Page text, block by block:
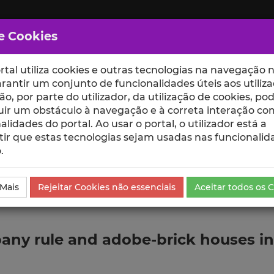
ESCOLAS UNIDADES
rule and adobe-brick houses
Cookies
utiliza cookies e outras tecnologias na navegação
um conjunto de funcionalidades úteis aos
por parte do utilizador, da utilização de cookies,
um obstáculo à navegação e à correta interação
do portal. Ao usar o portal, o utilizador está a
que estas tecnologias sejam usadas nas
Rejeitar Cookies não essenciais Aceitar todos os